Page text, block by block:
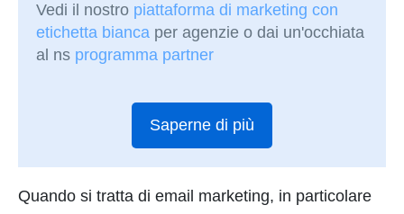
Vedi il nostro piattaforma di marketing con
etichetta bianca per agenzie o dai un'occhiata
al ns programma partner
Saperne di più
Quando si tratta di email marketing, in particolare